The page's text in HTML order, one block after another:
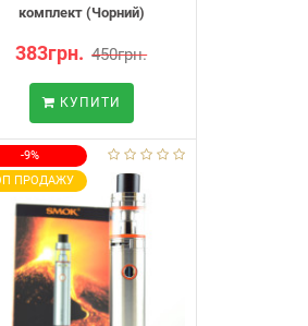
комплект (Чорний)
383грн. 450грн.
КУПИТИ
-9%
ПРОДАЖУ